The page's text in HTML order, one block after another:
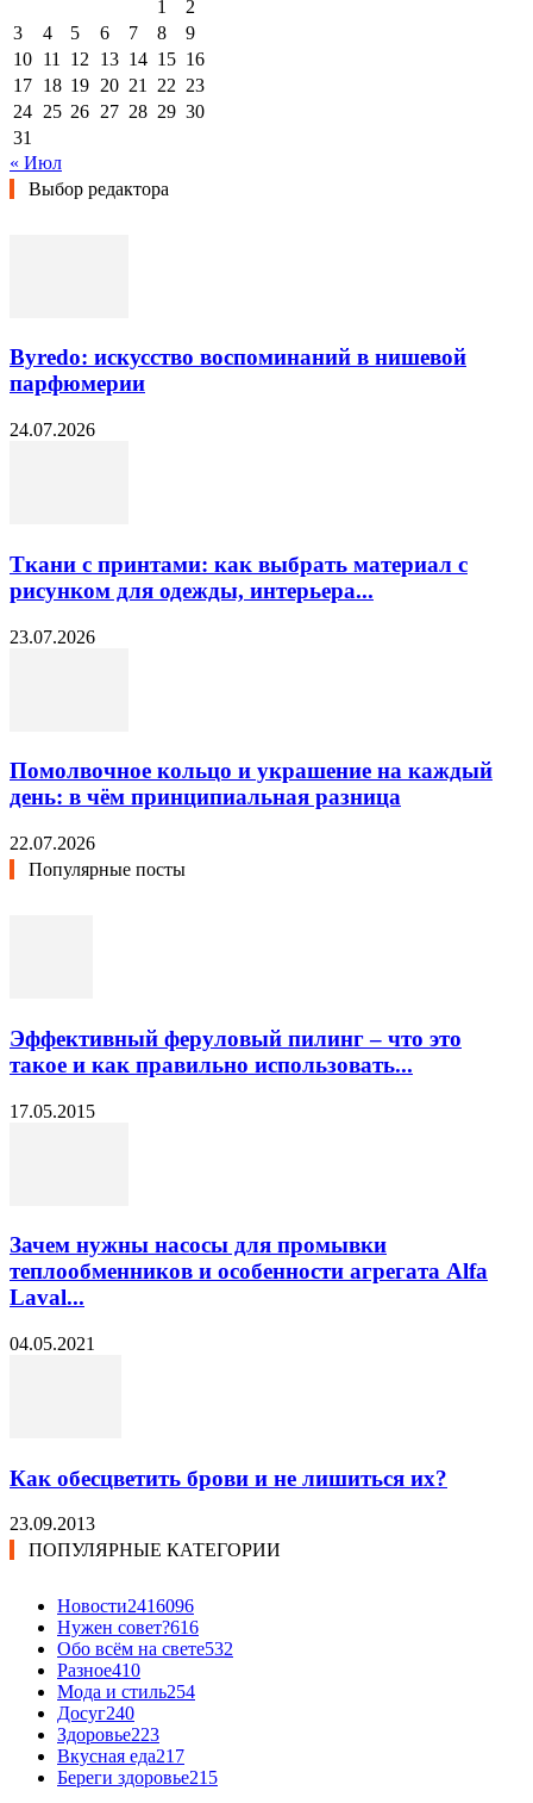
1
2
3
4 5 6 7 8
9
10 11 12 13 14 15 16
17 18 19 20 21 22 23
24 25 26 27 28 29 30
31
« Июл
Выбор редактора
Byredo: искусство воспоминаний в нишевой
парфюмерии
24.07.2026
Ткани с принтами: как выбрать материал с
рисунком для одежды, интерьера...
23.07.2026
Помолвочное кольцо и украшение на каждый
день: в чём принципиальная разница
22.07.2026
Популярные посты
Эффективный феруловый пилинг – что это
такое и как правильно использовать...
17.05.2015
Зачем нужны насосы для промывки
теплообменников и особенности агрегата Alfa
Laval...
04.05.2021
Как обесцветить брови и не лишиться их?
23.09.2013
ПОПУЛЯРНЫЕ КАТЕГОРИИ
Новости2416096
Нужен совет?616
Обо всём на свете532
Разное410
Мода и стиль254
Досуг240
Здоровье223
Вкусная еда217
Береги здоровье215